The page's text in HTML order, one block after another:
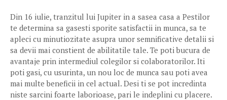
Din 16 iulie, tranzitul lui Jupiter in a sasea casa a Pestilor
te determina sa gasesti sporite satisfactii in munca, sa te
apleci cu minutiozitate asupra unor semnificative detalii si
sa devii mai constient de abilitatile tale. Te poti bucura de
avantaje prin intermediul colegilor si colaboratorilor. Iti
poti gasi, cu usurinta, un nou loc de munca sau poti avea
mai multe beneficii in cel actual. Desi ti se pot incredinta
niste sarcini foarte laborioase, pari le indeplini cu placere.